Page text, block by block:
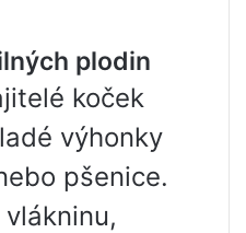
plodin
koček
výhonky
pšenice.